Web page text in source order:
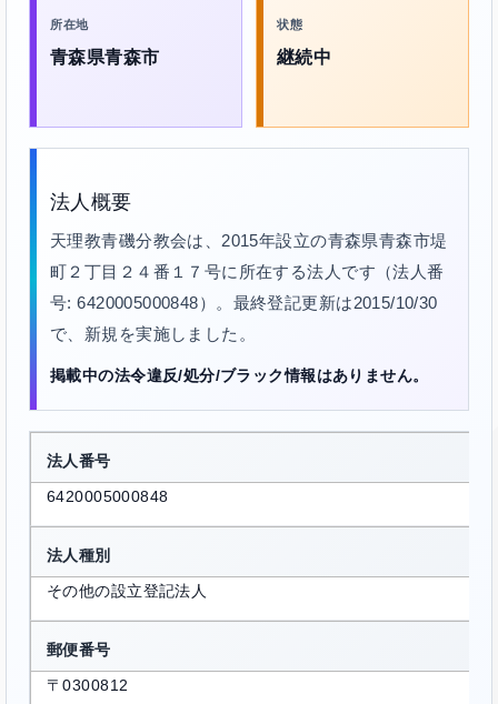
所在地
青森県青森市
状態
継続中
法人概要
天理教青磯分教会は、2015年設立の青森県青森市堤
町２丁目２４番１７号に所在する法人です（法人番
号: 6420005000848）。最終登記更新は2015/10/30
で、新規を実施しました。
掲載中の法令違反/処分/ブラック情報はありません。
法人番号
6420005000848
法人種別
その他の設立登記法人
郵便番号
〒0300812